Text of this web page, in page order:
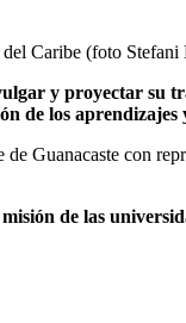
Caribe (foto Stefani
y proyectar su
de los
Guanacaste con
de las